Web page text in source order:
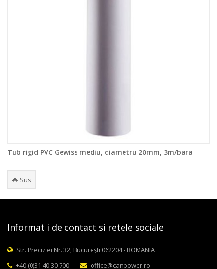
Tub rigid PVC Gewiss mediu, diametru 20mm, 3m/bara
Sus
Informatii de contact si retele sociale
Str. Preciziei Nr. 32, București 062204 - ROMANIA
+40 (0)31 40 30 700
office@canpower.ro